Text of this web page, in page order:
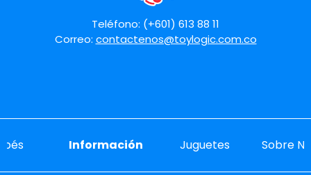
Teléfono: (+601) 613 88 11
Correo: contactenos@toylogic.com.co
Información Juguetes Sobre